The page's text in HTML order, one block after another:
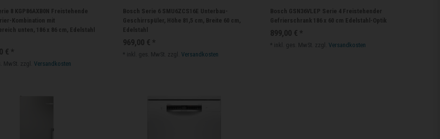
8 KGP86AXB0N Freistehende
Kombination mit
unten, 186 x 86 cm, Edelstahl
€ *
MwSt. zzgl.Versandkosten
Bosch Serie 6 SMU6ZCS16E Unterbau-
Geschirrspüler, Höhe 81,5 cm, Breite 60 cm,
Edelstahl
969,00 € *
* inkl. ges. MwSt. zzgl.Versandkosten
Bosch GSN36VLEP Serie 4 Freistehender
Gefrierschrank 186 x 60 cm Edelstahl-Optik
899,00 € *
* inkl. ges. MwSt. zzgl.Versandkosten